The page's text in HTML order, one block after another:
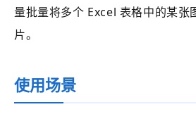
量批量将多个 Excel 表格中的某张
片。
使用场景